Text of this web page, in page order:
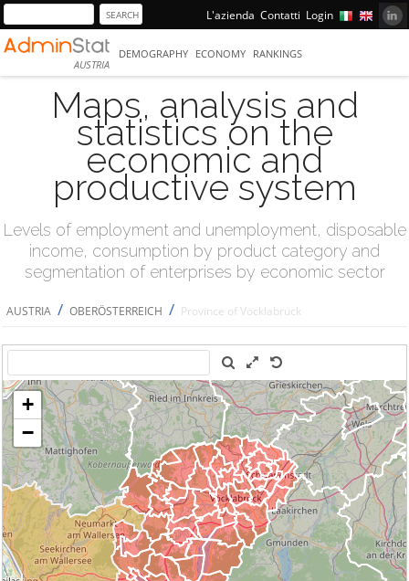
L'azienda Contatti Login
AUSTRIA
DEMOGRAPHY ECONOMY RANKINGS
Maps, analysis and
statistics on the
economic and
productive system
Levels of employment and unemployment, disposable
income, consumption by product category and
segmentation of enterprises by economic sector
AUSTRIA / OBERÖSTERREICH / Province of Vöcklabruck